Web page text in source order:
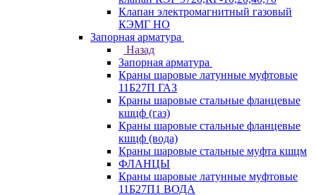
Клапан электромагнитный газовый
КЭМГ НО
Запорная арматура
Назад
Запорная арматура
Краны шаровые латунные муфтовые
11Б27П ГАЗ
Краны шаровые стальные фланцевые
кшцф (газ)
Краны шаровые стальные фланцевые
кшцф (вода)
Краны шаровые стальные муфта кшцм
ФЛАНЦЫ
Краны шаровые латунные муфтовые
11Б27П1 ВОДА